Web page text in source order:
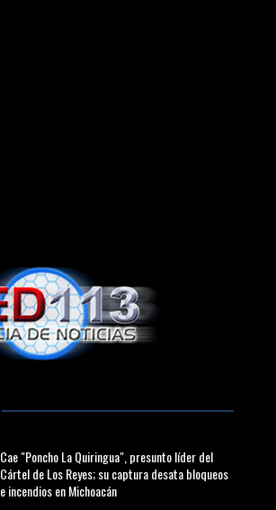
Cae "Poncho La Quiringua", presunto líder del
Cártel de Los Reyes; su captura desata bloqueos
e incendios en Michoacán